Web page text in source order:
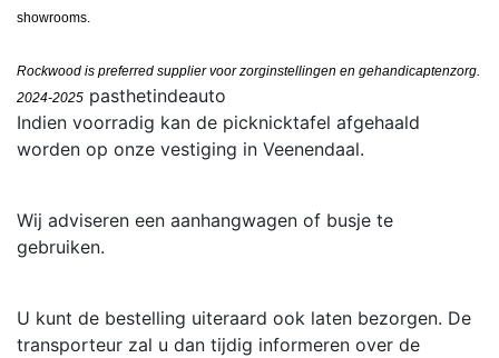
showrooms.
Rockwood is preferred supplier voor zorginstellingen en gehandicaptenzorg.
2024-2025 pasthetindeauto
Indien voorradig kan de picknicktafel afgehaald
worden op onze vestiging in Veenendaal.
Wij adviseren een aanhangwagen of busje te
gebruiken.
U kunt de bestelling uiteraard ook laten bezorgen. De
transporteur zal u dan tijdig informeren over de